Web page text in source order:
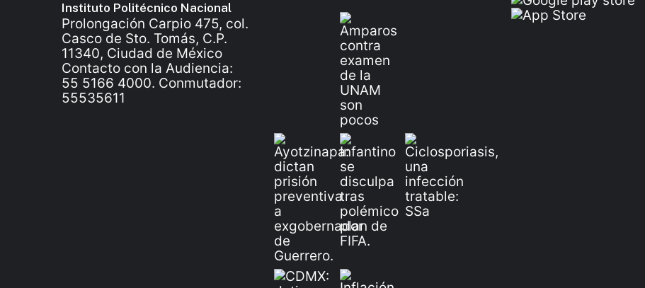
Instituto Politécnico Nacional
Prolongación Carpio 475, col.
Casco de Sto. Tomás, C.P.
11340, Ciudad de México
Contacto con la Audiencia:
55 5166 4000. Conmutador:
55535611